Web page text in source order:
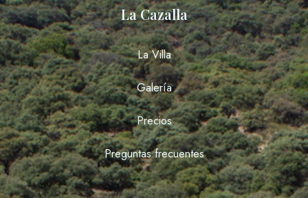
La Cazalla
La Villa
Galería
Precios
Preguntas frecuentes